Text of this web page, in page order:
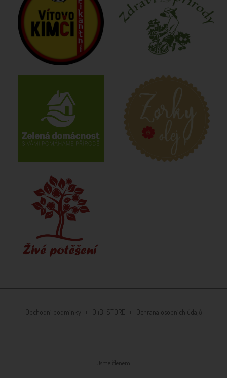
Obchodní podmínky O iBi STORE Ochrana osobních údajů
Jsme členem